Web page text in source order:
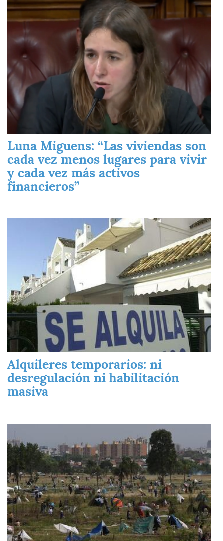
Imagen
Luna Miguens: “Las viviendas son
cada vez menos lugares para vivir
y cada vez más activos
financieros”
Alquileres temporarios: ni
desregulación ni habilitación
masiva